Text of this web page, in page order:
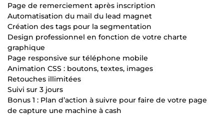
Page de remerciement après inscription
Automatisation du mail du lead magnet
Création des tags pour la segmentation
Design professionnel en fonction de votre charte
graphique
Page responsive sur téléphone mobile
Animation CSS : boutons, textes, images
Retouches illimitées
Suivi sur 3 jours
Bonus 1 : Plan d’action à suivre pour faire de votre page
de capture une machine à cash